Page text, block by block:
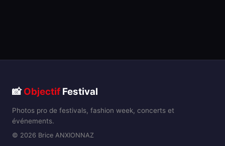
📸Objectif Festival
Photos pro de festivals, fashion week, concerts et
événements.
© 2026 Brice ANXIONNAZ